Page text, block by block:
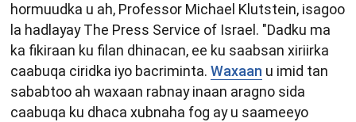
hormuudka u ah, Professor Michael Klutstein, isagoo
la hadlayay The Press Service of Israel. "Dadku ma
ka fikiraan ku filan dhinacan, ee ku saabsan xiriirka
caabuqa ciridka iyo bacriminta. Waxaan u imid tan
sababtoo ah waxaan rabnay inaan aragno sida
caabuqa ku dhaca xubnaha fog ay u saameeyo